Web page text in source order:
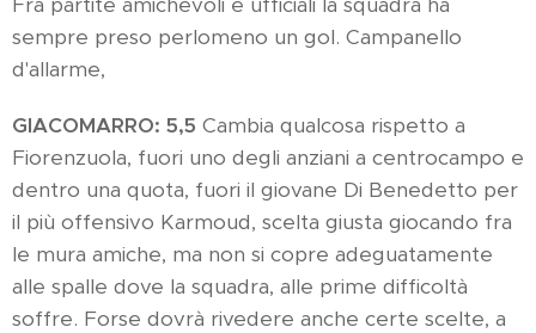
sempre preso perlomeno un gol. Campanello
d'allarme,
GIACOMARRO: 5,5 Cambia qualcosa rispetto a
Fiorenzuola, fuori uno degli anziani a centrocampo e
dentro una quota, fuori il giovane Di Benedetto per
il più offensivo Karmoud, scelta giusta giocando fra
le mura amiche, ma non si copre adeguatamente
alle spalle dove la squadra, alle prime difficoltà
soffre. Forse dovrà rivedere anche certe scelte, a